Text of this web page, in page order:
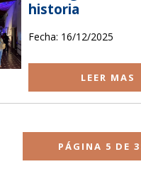
historia
Fecha: 16/12/2025
LEER MAS
PÁGINA 5 DE